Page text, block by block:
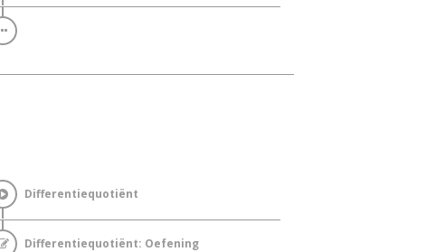
Differentiequotiënt
Differentiequotiënt: Oefening